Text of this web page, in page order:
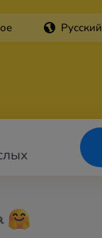
Русский